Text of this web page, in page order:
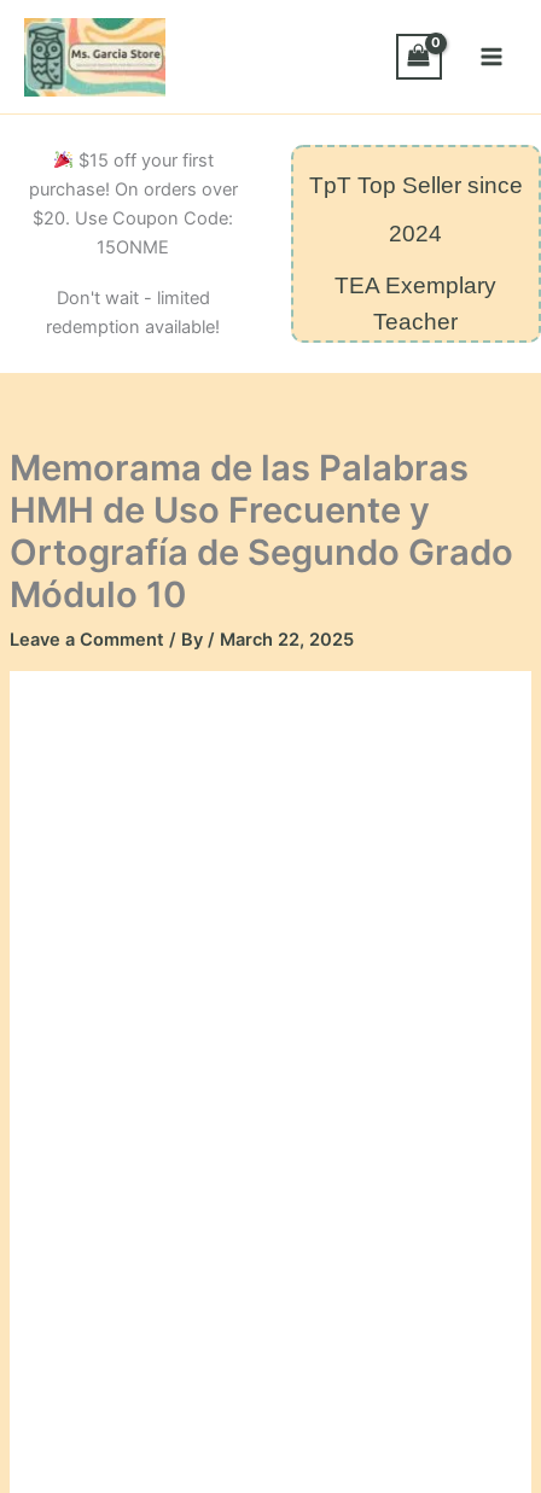
Skip
content
$15 off your first
purchase! On orders over
$20. Use Coupon Code:
15ONME
Don't wait - limited
redemption available!
TpT Top Seller since
2024
TEA Exemplary
Teacher
Memorama de las Palabras
HMH de Uso Frecuente y
Ortografía de Segundo Grado
Módulo 10
Leave a Comment / By / March 22, 2025
HMH
de
Uso
Frecuente
y
Segundo
Grado
Módulo